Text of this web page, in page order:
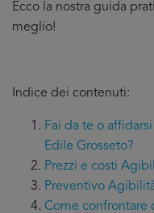
Ecco la nostra guida
meglio!
Indice dei contenuti:
Fai da te o
Edile Grosseto?
Prezzi e costi
Preventivo
Come